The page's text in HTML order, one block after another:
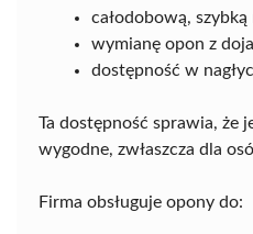
całodobową,
wymianę opon z
dostępność w
Ta dostępność sprawia, że
wygodne, zwłaszcza dla
Firma obsługuje opony do: